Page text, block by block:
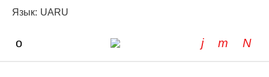
Язык: UARU